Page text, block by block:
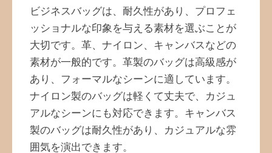
ビジネスバッグは、耐久性があり、プロフェ
ッショナルな印象を与える素材を選ぶことが
大切です。革、ナイロン、キャンバスなどの
素材が一般的です。革製のバッグは高級感が
あり、フォーマルなシーンに適しています。
ナイロン製のバッグは軽くて丈夫で、カジュ
アルなシーンにも対応できます。キャンバス
製のバッグは耐久性があり、カジュアルな雰
囲気を演出できます。